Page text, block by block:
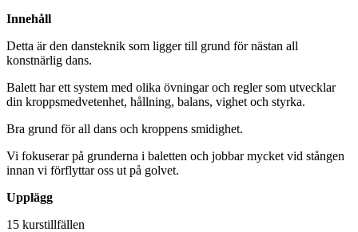
Innehåll
Detta är den dansteknik som ligger till grund för nästan all
konstnärlig dans.
Balett har ett system med olika övningar och regler som utvecklar
din kroppsmedvetenhet, hållning, balans, vighet och styrka.
Bra grund för all dans och kroppens smidighet.
Vi fokuserar på grunderna i baletten och jobbar mycket vid stången
innan vi förflyttar oss ut på golvet.
Upplägg
15 kurstillfällen